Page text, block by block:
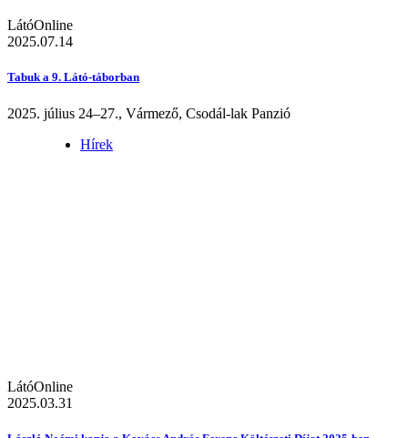
LátóOnline
2025.07.14
Tabuk a 9. Látó-táborban
2025. július 24–27., Vármező, Csodál-lak Panzió
Hírek
LátóOnline
2025.03.31